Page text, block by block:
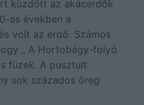
küzdött az akácerdők
as években a
volt az erdő. Számos
„ A Hortobágy-folyó
füzek. A pusztult
sok százados öreg